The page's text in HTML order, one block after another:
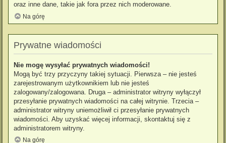
oraz inne dane, takie jak fora przez nich moderowane.
Na górę
Prywatne wiadomości
Nie mogę wysyłać prywatnych wiadomości!
Mogą być trzy przyczyny takiej sytuacji. Pierwsza – nie jesteś
zarejestrowanym użytkownikiem lub nie jesteś
zalogowany/zalogowana. Druga – administrator witryny wyłączył
przesyłanie prywatnych wiadomości na całej witrynie. Trzecia –
administrator witryny uniemożliwił ci przesyłanie prywatnych
wiadomości. Aby uzyskać więcej informacji, skontaktuj się z
administratorem witryny.
Na górę